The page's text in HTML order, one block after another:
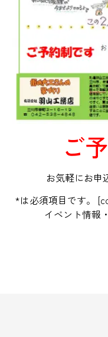
ご
お気軽にお申
*は必須項目です。
イベント情報